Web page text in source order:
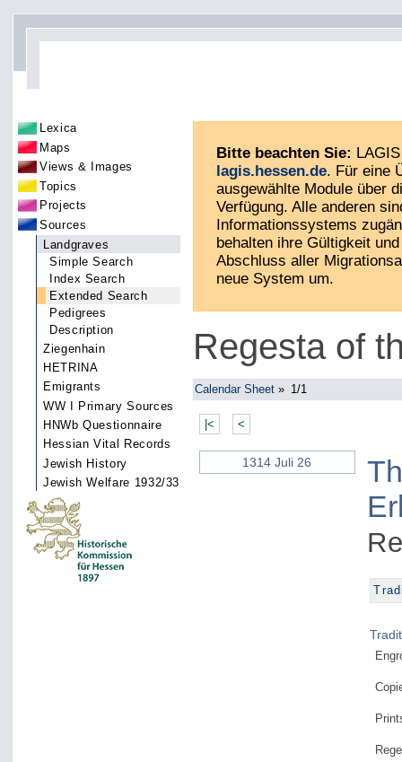
Lexica
Maps
Views & Images
Topics
Projects
Sources
Landgraves
Simple Search
Index Search
Extended Search
Pedigrees
Description
Ziegenhain
HETRINA
Emigrants
WW I Primary Sources
HNWb Questionnaire
Hessian Vital Records
Jewish History
Jewish Welfare 1932/33
Bitte beachten Sie:
lagis.hessen.de. Für eine
ausgewählte Module über
Verfügung. Alle anderen
Informationssystems
behalten ihre Gültigkeit
Abschluss aller
neue System um.
Regesta of
Calendar Sheet » 1/1
|< <
1314 Juli 26